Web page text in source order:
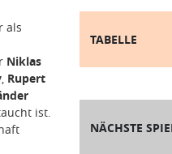
als
Niklas
Rupert
ist.
TABELLE
NÄCHSTE